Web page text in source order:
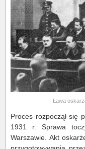
Ława
Proces rozpoczął się
1931 r. Sprawa
Warszawie. Akt